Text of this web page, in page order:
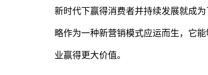
新时代下赢得消费者并持续发展就成
略作为一种新营销模式应运而生，它
业赢得更大价值。